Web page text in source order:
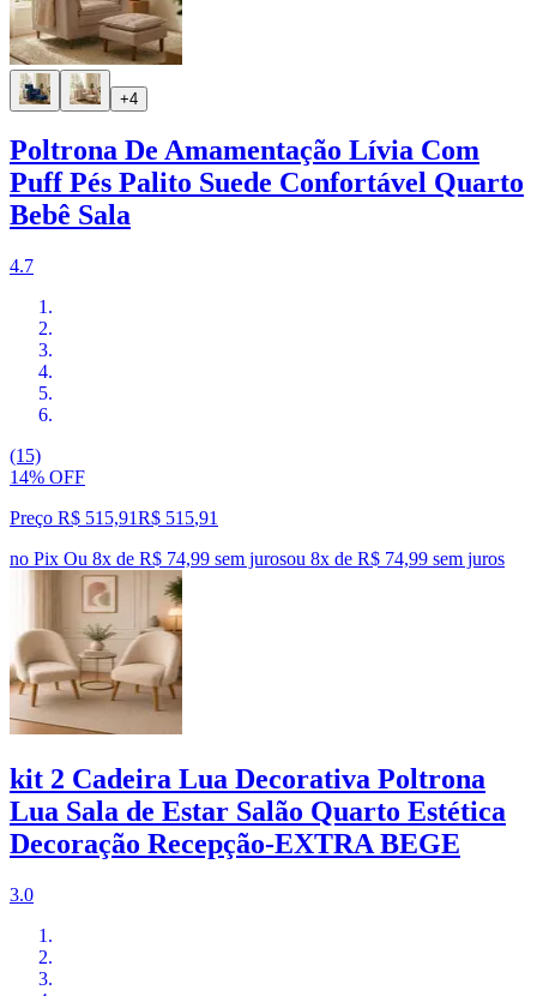
+4
Poltrona De Amamentação Lívia Com
Puff Pés Palito Suede Confortável Quarto
Bebê Sala
4.7
(15)
14% OFF
Preço R$ 515,91R$ 515,91
no Pix Ou 8x de R$ 74,99 sem jurosou 8x de R$ 74,99 sem juros
kit 2 Cadeira Lua Decorativa Poltrona
Lua Sala de Estar Salão Quarto Estética
Decoração Recepção-EXTRA BEGE
3.0